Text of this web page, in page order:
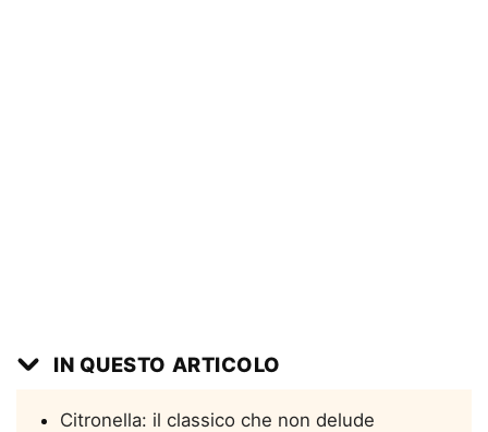
IN QUESTO ARTICOLO
Citronella: il classico che non delude